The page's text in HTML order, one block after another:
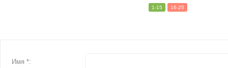
1-15 16-25
Имя *: